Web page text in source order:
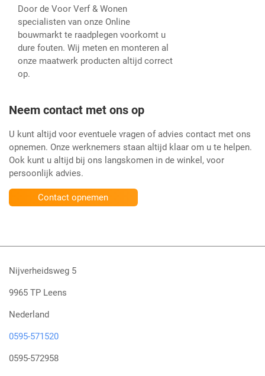
Door de Voor Verf & Wonen
specialisten van onze Online
bouwmarkt te raadplegen voorkomt u
dure fouten. Wij meten en monteren al
onze maatwerk producten altijd correct
op.
Neem contact met ons op
U kunt altijd voor eventuele vragen of advies contact met ons
opnemen. Onze werknemers staan altijd klaar om u te helpen.
Ook kunt u altijd bij ons langskomen in de winkel, voor
persoonlijk advies.
Contact opnemen
Nijverheidsweg 5
9965 TP Leens
Nederland
0595-571520
0595-572958